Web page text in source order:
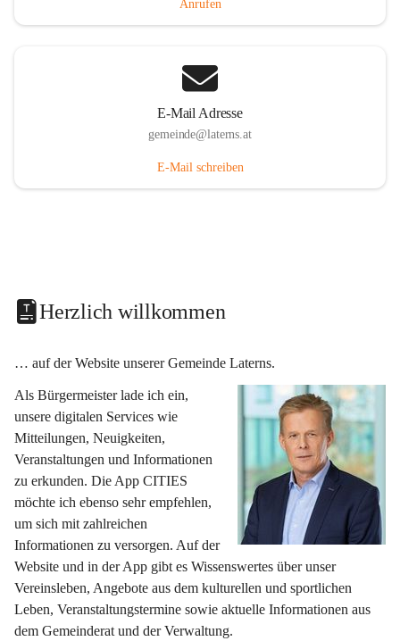
Anrufen
E-Mail Adresse
gemeinde@laterns.at
E-Mail schreiben
Herzlich willkommen
… auf der Website unserer Gemeinde Laterns.
Als Bürgermeister lade ich ein,
unsere digitalen Services wie
Mitteilungen, Neuigkeiten,
Veranstaltungen und Informationen
zu erkunden. Die App CITIES
möchte ich ebenso sehr empfehlen,
um sich mit zahlreichen
Informationen zu versorgen. Auf der
Website und in der App gibt es Wissenswertes über unser
Vereinsleben, Angebote aus dem kulturellen und sportlichen
Leben, Veranstaltungstermine sowie aktuelle Informationen aus
dem Gemeinderat und der Verwaltung.